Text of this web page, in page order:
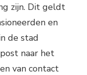
zijn. Dit geldt
en
de stad
naar het
van contact